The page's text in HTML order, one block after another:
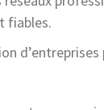
fiables.